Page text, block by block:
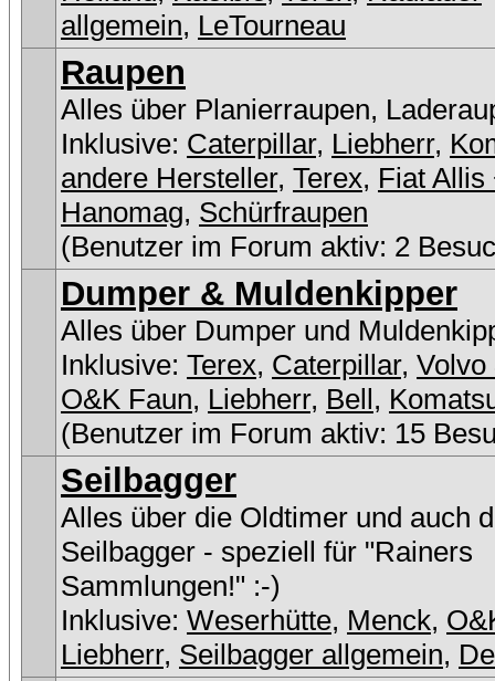
allgemein, LeTourneau
Raupen
Alles über Planierraupen,
Inklusive: Caterpillar, Liebherr,
andere Hersteller, Terex, Fiat Allis
Hanomag, Schürfraupen
(Benutzer im Forum aktiv: 2
Dumper & Muldenkipper
Alles über Dumper und
Inklusive: Terex, Caterpillar, Volvo
O&K Faun, Liebherr, Bell,
(Benutzer im Forum aktiv: 15
Seilbagger
Alles über die Oldtimer und auch
Seilbagger - speziell für "Rainers
Sammlungen!" :-)
Inklusive: Weserhütte, Menck,
Liebherr, Seilbagger allgemein,